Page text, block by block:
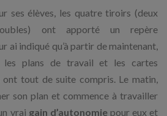
ses élèves, les quatre tiroirs (deux
ont apporté un repère
ai indiqué qu’à partir de maintenant,
les plans de travail et les cartes
ont tout de suite compris. Le matin,
son plan et commence à travailler
vrai gain d’autonomiepour eux et